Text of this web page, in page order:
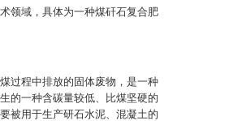
领域，具体为一种煤矸石复合肥
过程中排放的固体废物，是一种
的一种含碳量较低、比煤坚硬的
被用于生产研石水泥、混凝土的